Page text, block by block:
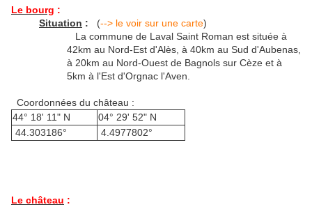
Le bourg :
Situation : (--> le voir sur une carte)
La commune de Laval Saint Roman est située à
42km au Nord-Est d'Alès, à 40km au Sud d'Aubenas,
à 20km au Nord-Ouest de Bagnols sur Cèze et à
5km à l'Est d'Orgnac l'Aven.
Coordonnées du château :
44° 18' 11" N
04° 29' 52" N
44.303186°
4.4977802°
Le château :